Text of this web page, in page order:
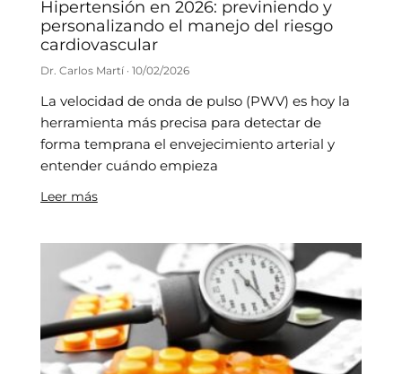
Hipertensión en 2026: previniendo y
personalizando el manejo del riesgo
cardiovascular
Dr. Carlos Martí 10/02/2026
La velocidad de onda de pulso (PWV) es hoy la
herramienta más precisa para detectar de
forma temprana el envejecimiento arterial y
entender cuándo empieza
Leer más